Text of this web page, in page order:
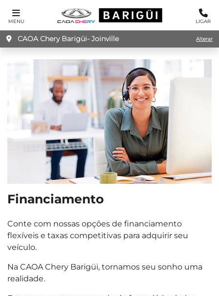
MENU LIGAR
CAOA Chery Barigüi- Joinville Alterar
Financiamento
Conte com nossas opções de financiamento
flexíveis e taxas competitivas para adquirir seu
veículo.
Na CAOA Chery Barigüi, tornamos seu sonho uma
realidade.